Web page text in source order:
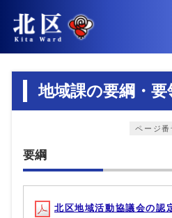
地域課の要綱・要
ページ
要綱
北区地域活動協議会の